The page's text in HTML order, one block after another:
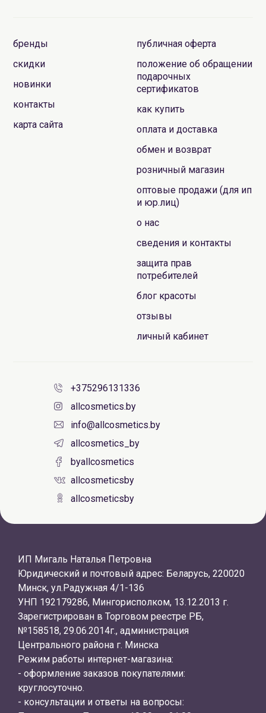
бренды
скидки
новинки
контакты
карта сайта
публичная оферта
положение об обращении
подарочных
сертификатов
как купить
оплата и доставка
обмен и возврат
розничный магазин
оптовые продажи (для ип
и юр.лиц)
о нас
сведения и контакты
защита прав
потребителей
блог красоты
отзывы
личный кабинет
+375296131336
allcosmetics.by
info@allcosmetics.by
allcosmetics_by
byallcosmetics
allcosmeticsby
allcosmeticsby
ИП Мигаль Наталья Петровна
Юридический и почтовый адрес: Беларусь, 220020
Минск, ул.Радужная 4/1-136
УНП 192179286, Мингорисполком, 13.12.2013 г.
Зарегистрирован в Торговом реестре РБ,
№158518, 29.06.2014г., администрация
Центрального района г. Минска
Режим работы интернет-магазина:
- оформление заказов покупателями:
круглосуточно.
- консультации и ответы на вопросы: